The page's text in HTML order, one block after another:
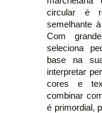
circular é
semelhante
Com
seleciona
base na
interpretar
cores e
combinar
é primordial,